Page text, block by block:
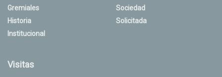
Gremiales
Historia
Institucional
Sociedad
Solicitada
Visitas